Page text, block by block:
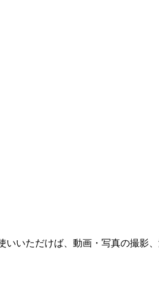
いただけば、動画・写真の撮影